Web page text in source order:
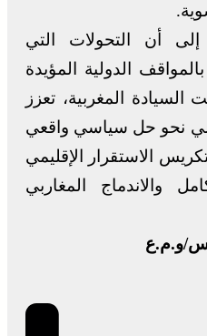
أن التحولات التي
الدولية المؤيدة
السيادة المغربية، تعزز
نحو حل سياسي واقعي
الاستقرار الإقليمي
والاندماج المغاربي
و.م.ع